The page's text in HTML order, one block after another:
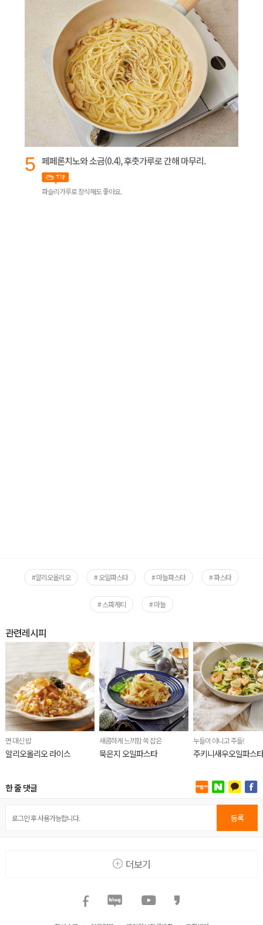
5 페페론치노와 소금(0.4), 후춧가루로 간해 마무리.
파슬리가루로 장식해도 좋아요.
#알리오올리오 # 오일파스타 # 마늘파스타 # 파스타
# 스파게티 # 마늘
관련레시피
면 대신 밥
알리오올리오 라이스
새콤하게 느끼함 쏙 잡은
묵은지 오일파스타
누들이 아니고 주들!
주키니새우오일파스타
한 줄 댓글
등록
더보기